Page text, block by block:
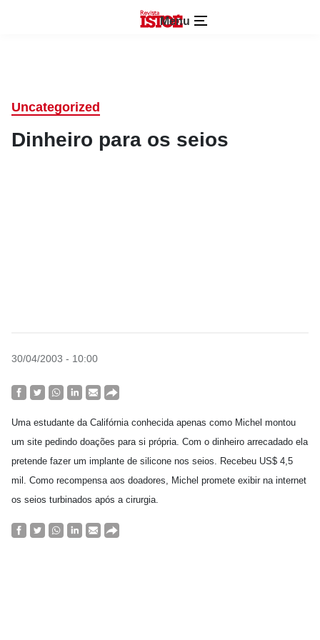
Menu
Uncategorized
Dinheiro para os seios
30/04/2003 - 10:00
Uma estudante da Califórnia conhecida apenas como Michel montou
um site pedindo doações para si própria. Com o dinheiro arrecadado ela
pretende fazer um implante de silicone nos seios. Recebeu US$ 4,5
mil. Como recompensa aos doadores, Michel promete exibir na internet
os seios turbinados após a cirurgia.